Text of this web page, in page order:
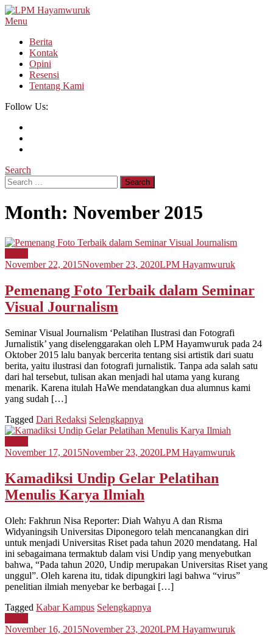
Skip
To
Menu
Berita
Kontak
Opini
Resensi
Tentang Kami
Follow Us:
Search
Search
for:
Month: November 2015
November 22, 2015November 23, 2020LPM Hayamwuruk
Pemenang Foto Terbaik dalam Seminar
Visual Journalism
Seminar Visual Journalism ‘Pelatihan Ilustrasi dan Fotografi
Jurnalistik’ yang diselenggarakan oleh LPM Hayamwuruk pada 24
Oktober 2015 lalu banyak bercerita tentang sisi artistik dari suatu
berita, yaitu ilustrasi dan fotografi jurnalistik. Tanpa ada salah satu
dari hal tersebut, tulisan akan menjadi hal utama yang kurang
menarik. Karena itulah HaWe mendatangkan dua alumnus kami
yang sudah […]
Tagged Dari Redaksi Selengkapnya
November 17, 2015November 23, 2020LPM Hayamwuruk
Kamadiksi Undip Gelar Pelatihan
Menulis Karya Ilmiah
Oleh: Fakhrun Nisa Reporter: Diah Wahyu A dan Risma
Widyaningsih Universitas Diponegoro telah mencanangkan diri
untuk menjadi Universitas Riset pada tahun 2020 mendatang. Hal
ini sebagaimana termaktub dalam visi Undip yang menyebutkan
bahwa, “Pada tahun 2020, Undip merupakan Universitas Riset yang
unggul”. Oleh karena itu, tidak dipungkiri lagi bahwa “virus”
penelitian ilmiah menyebar ke berbagai […]
Tagged Kabar Kampus Selengkapnya
November 16, 2015November 23, 2020LPM Hayamwuruk